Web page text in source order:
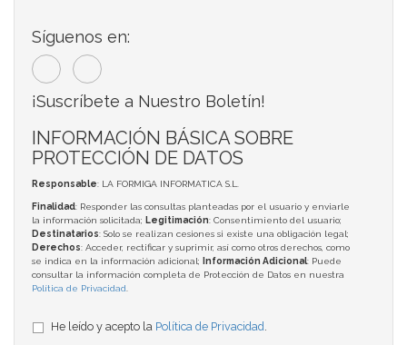
Síguenos en:
¡Suscríbete a Nuestro Boletín!
INFORMACIÓN BÁSICA SOBRE
PROTECCIÓN DE DATOS
Responsable: LA FORMIGA INFORMATICA S.L.
Finalidad: Responder las consultas planteadas por el usuario y enviarle
la información solicitada; Legitimación: Consentimiento del usuario;
Destinatarios: Solo se realizan cesiones si existe una obligación legal;
Derechos: Acceder, rectificar y suprimir, así como otros derechos, como
se indica en la información adicional;
Información Adicional: Puede
consultar la información completa de Protección de Datos en nuestra
Política de Privacidad
He leído y acepto la Política de Privacidad